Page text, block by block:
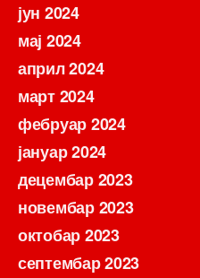
јун 2024
мај 2024
април 2024
март 2024
фебруар 2024
јануар 2024
децембар 2023
новембар 2023
октобар 2023
септембар 2023